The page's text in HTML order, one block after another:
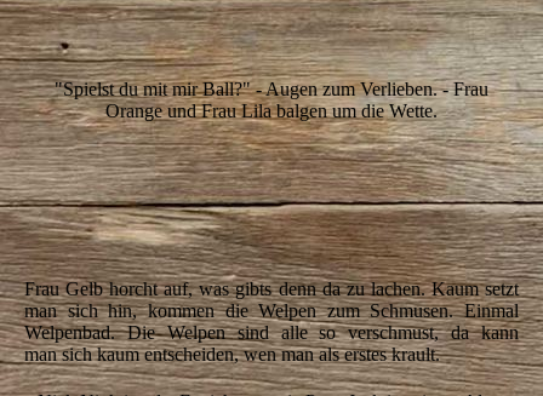
IMG_6934
IMG_6940
"Spielst du mit mir Ball?" - Augen zum Verlieben. - Frau
Orange und Frau Lila balgen um die Wette.
IMG_7007
IMG_7014
IMG_7017
Frau Gelb horcht auf, was gibts denn da zu lachen. Kaum setzt
man sich hin, kommen die Welpen zum Schmusen. Einmal
Welpenbad. Die Welpen sind alle so verschmust, da kann
man sich kaum entscheiden, wen man als erstes krault.